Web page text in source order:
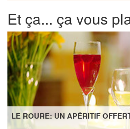
Et ça... ça vous
LE ROURE: UN APÉRITIF